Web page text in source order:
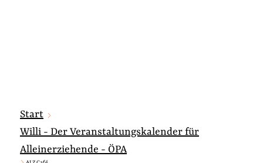
Start
Willi - Der Veranstaltungskalender für
Alleinerziehende - ÖPA